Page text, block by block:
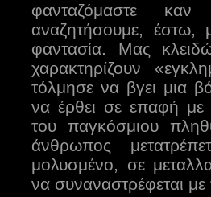
φανταζόμαστε
αναζητήσουμε,
φαντασία. Μας
χαρακτηρίζουν
τόλμησε να βγει μια
να έρθει σε επαφή
του παγκόσμιου
άνθρωπος
μολυσμένο, σε
να συναναστρέφεται με